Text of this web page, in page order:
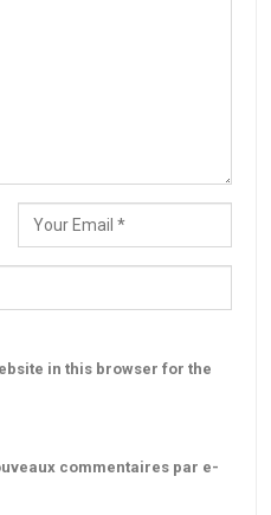
in this browser for the
commentaires par e-